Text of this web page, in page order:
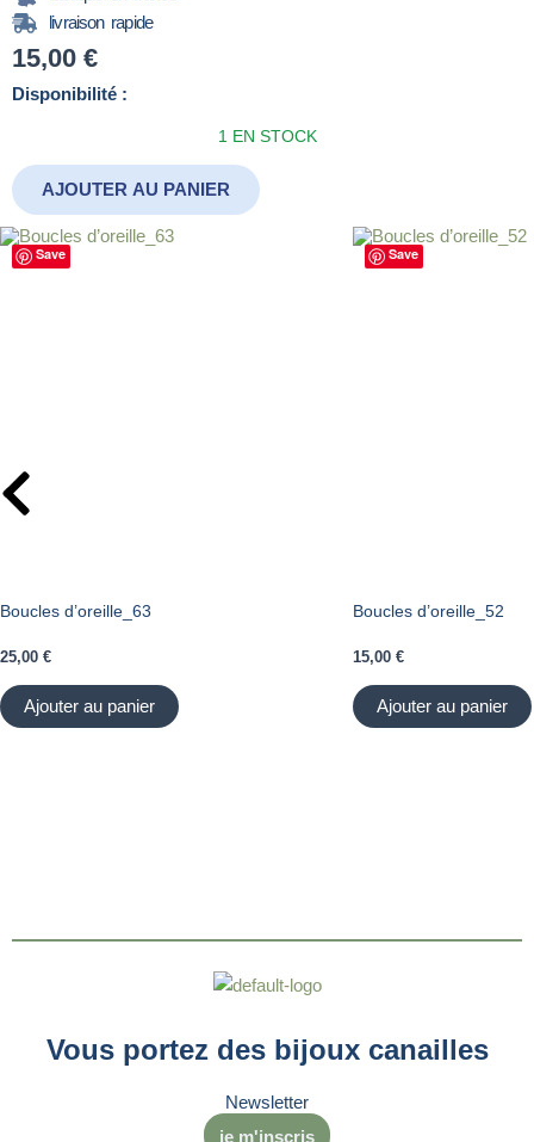
livraison rapide
15,00 €
Disponibilité :
1 EN STOCK
quantité
d’oreille_161
AJOUTER AU PANIER
Save
Boucles d’oreille_63
25,00 €
Ajouter au panier
Save
Boucles d’oreille_52
15,00 €
Ajouter au panier
Vous portez des bijoux canailles
Newsletter
je m'inscris